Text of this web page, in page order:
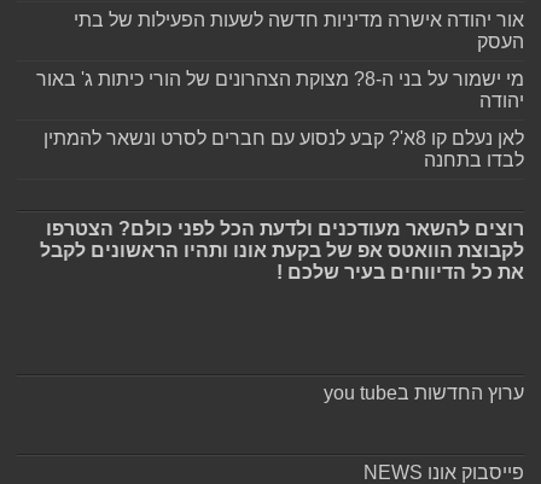
אור יהודה אישרה מדיניות חדשה לשעות הפעילות של בתי
העסק
מי ישמור על בני ה-8? מצוקת הצהרונים של הורי כיתות ג' באור
יהודה
לאן נעלם קו 8א'? קבע לנסוע עם חברים לסרט ונשאר להמתין
לבדו בתחנה
רוצים להשאר מעודכנים ולדעת הכל לפני כולם? הצטרפו
לקבוצת הוואטס אפ של בקעת אונו ותהיו הראשונים לקבל
את כל הדיווחים בעיר שלכם !
ערוץ החדשות בyou tube
פייסבוק אונו NEWS